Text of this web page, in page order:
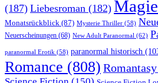
(187) Liebesroman (182) Magie
Monatsrückblick (87) Mysterie Thriller (58)
Neuerscheinungen (68) New Adult Paranormal (62)
paranormal Erotik (58) paranormal historisch
Romance (808) Romantasy